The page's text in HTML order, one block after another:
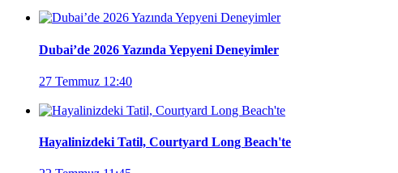
Dubai’de 2026 Yazında Yepyeni Deneyimler
27 Temmuz 12:40
Hayalinizdeki Tatil, Courtyard Long Beach'te